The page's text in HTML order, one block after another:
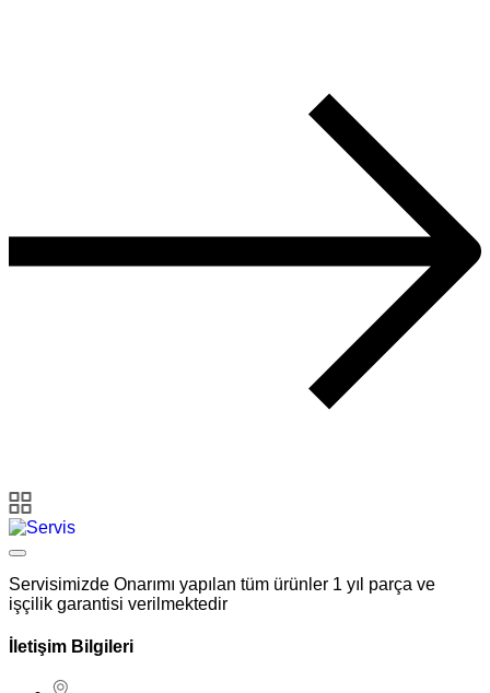
Servisimizde Onarımı yapılan tüm ürünler 1 yıl parça ve
işçilik garantisi verilmektedir
İletişim Bilgileri